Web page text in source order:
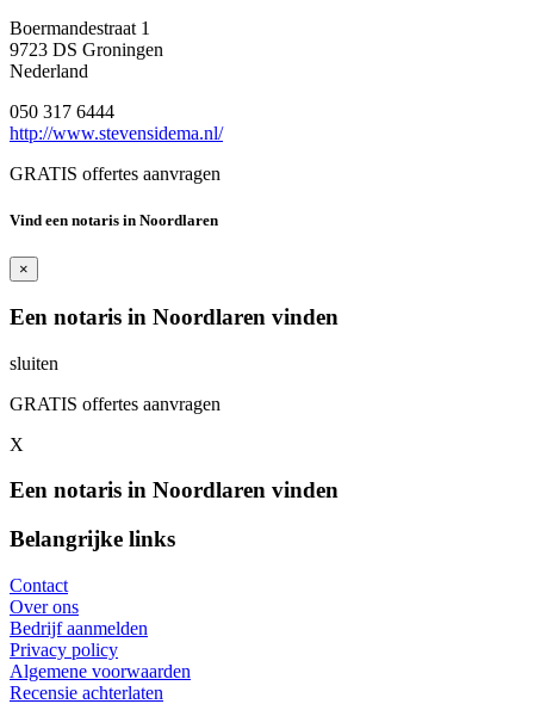
Boermandestraat 1
9723 DS Groningen
Nederland
050 317 6444
http://www.stevensidema.nl/
GRATIS offertes aanvragen
Vind een notaris in Noordlaren
×
Een notaris in Noordlaren vinden
sluiten
GRATIS offertes aanvragen
X
Een notaris in Noordlaren vinden
Belangrijke links
Contact
Over ons
Bedrijf aanmelden
Privacy policy
Algemene voorwaarden
Recensie achterlaten